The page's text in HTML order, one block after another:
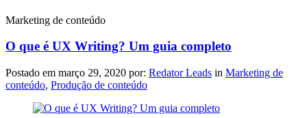
Marketing de conteúdo
O que é UX Writing? Um guia completo
Postado em março 29, 2020 por: Redator Leads in Marketing de
conteúdo, Produção de conteúdo